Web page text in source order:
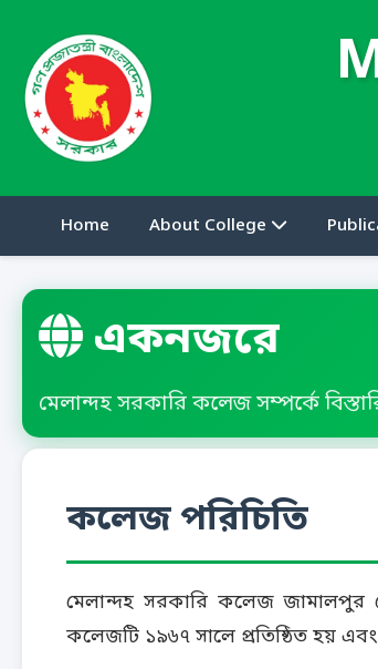
Home About College
একনজরে
মেলান্দহ সরকারি কলেজ সম্পর্কে
কলেজ পরিচিতি
মেলান্দহ সরকারি কলেজ জামালপুর
কলেজটি ১৯৬৭ সালে প্রতিষ্ঠিত হয়